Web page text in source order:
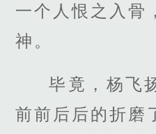
一个人恨之入骨
神。
毕竟，杨飞
前前后后的折磨